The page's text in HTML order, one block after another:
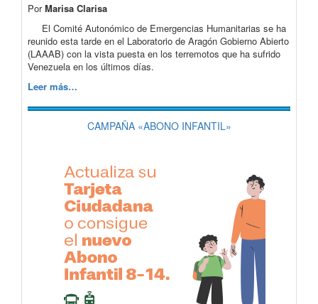
PorMarisa Clarisa
El Comité Autonómico de Emergencias Humanitarias se ha
reunido esta tarde en el Laboratorio de Aragón Gobierno Abierto
(LAAAB) con la vista puesta en los terremotos que ha sufrido
Venezuela en los últimos días.
Leer más…
CAMPAÑA «ABONO INFANTIL»